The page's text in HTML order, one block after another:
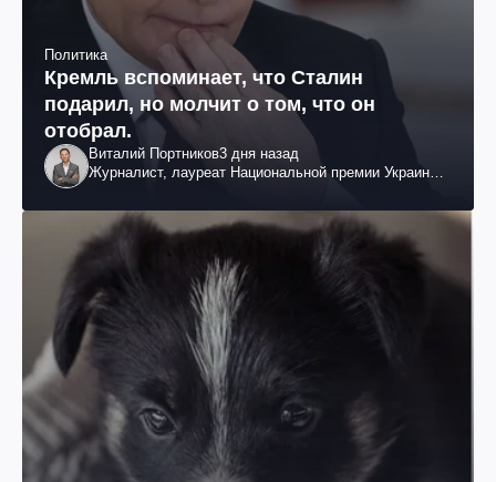
Политика
Кремль вспоминает, что Сталин
подарил, но молчит о том, что он
отобрал.
Виталий Портников3 дня назад
Журналист, лауреат Национальной премии Украины